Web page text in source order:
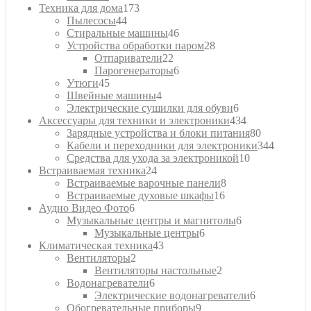
товаров
Техника для дома173173
Пылесосы4444
товара
Стиральные машины4646
товаров
Устройства обработки паром2828
Отпариватели22
товара
Парогенераторы66
Утюги4545
товаров
Швейные машины44
товара
Электрические сушилки для обуви66
товаров
Аксессуары для техники и электроники434434
товара
Зарядные устройства и блоки питания8080
товаров
Кабели и переходники для электроники344344
Средства для ухода за электроникой1010
Встраиваемая техника2424
товара
Встраиваемые варочные панели88
Встраиваемые духовые шкафы1616
Аудио Видео Фото66
товаров
Музыкальные центры и магнитолы66
Музыкальные центры66
Климатическая техника4343
Вентиляторы2
товара
Вентиляторы настольные2
Водонагреватели66
товаров
Электрические водонагреватели66
Обогревательные приборы99